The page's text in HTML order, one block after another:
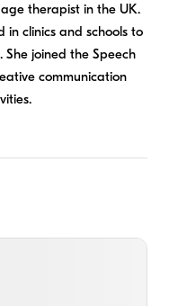
therapist in the UK.
in clinics and schools to
joined the Speech
communication